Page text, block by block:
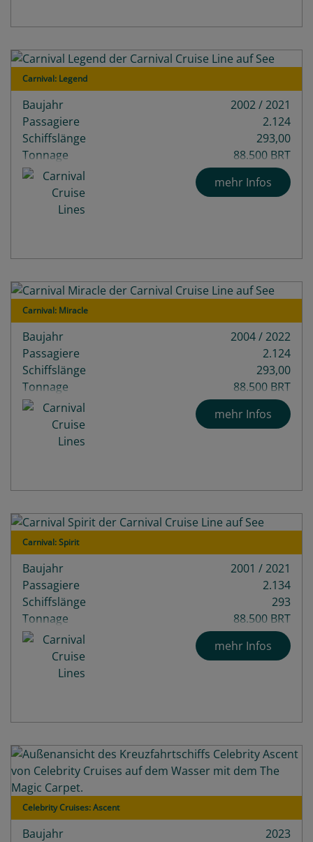
Carnival: Legend
Baujahr
2002 / 2021
Passagiere
2.124
Schiffslänge
293,00
Tonnage
88.500 BRT
mehr Infos
Carnival: Miracle
Baujahr
2004 / 2022
Passagiere
2.124
Schiffslänge
293,00
Tonnage
88.500 BRT
mehr Infos
Carnival: Spirit
Baujahr
2001 / 2021
Passagiere
2.134
Schiffslänge
293
Tonnage
88.500 BRT
mehr Infos
Celebrity Cruises: Ascent
Baujahr 2023